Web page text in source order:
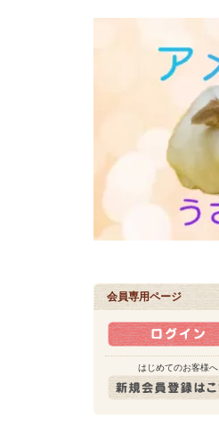
会員専用ページ
はじめてのお客様へ